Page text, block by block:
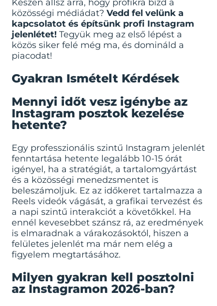
Készen állsz arra, hogy profikra bízd a
közösségi médiádat? Vedd fel velünk a
kapcsolatot és építsünk profi Instagram
jelenlétet! Tegyük meg az első lépést a
közös siker felé még ma, és domináld a
piacodat!
Gyakran Ismételt Kérdések
Mennyi időt vesz igénybe az
Instagram posztok kezelése
hetente?
Egy professzionális szintű Instagram jelenlét
fenntartása hetente legalább 10-15 órát
igényel, ha a stratégiát, a tartalomgyártást
és a közösségi menedzsmentet is
beleszámoljuk. Ez az időkeret tartalmazza a
Reels videók vágását, a grafikai tervezést és
a napi szintű interakciót a követőkkel. Ha
ennél kevesebbet szánsz rá, az eredmények
is elmaradnak a várakozásoktól, hiszen a
felületes jelenlét ma már nem elég a
figyelem megtartásához.
Milyen gyakran kell posztolni
az Instagramon 2026-ban?